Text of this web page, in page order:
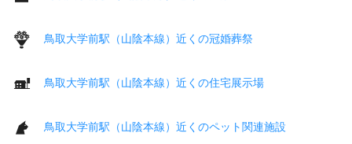
鳥取大学前駅（山陰本線）近くの冠婚葬祭
鳥取大学前駅（山陰本線）近くの住宅展示場
鳥取大学前駅（山陰本線）近くのペット関連施設